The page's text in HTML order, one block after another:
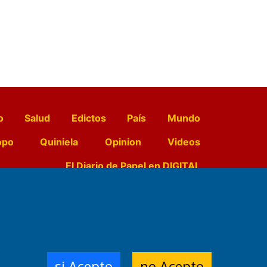
Salud Edictos País
Mundo
Quiniela Opinion
Videos
El Diario de Papel en DIGITAL